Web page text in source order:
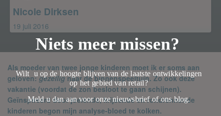
Nicole Dirksen
19 juli 2016
Als moeder van twee jonge kinderen moet ik er soms aan
geloven:gezellignaar de binnenspeeltuin. Zo ook deze
vakantie (voordat de zon besloot te gaan schijnen).
Geïnspireerd door joelende, krijsende en rondrennende
kinderen begon mijn analyse-bloed te kolken.
Niets meer missen?
Wilt u op de hoogte blijven van de laatste ontwikkelingen
op het gebied van retail?
Meld u dan aan voor onze nieuwsbrief of ons blog.